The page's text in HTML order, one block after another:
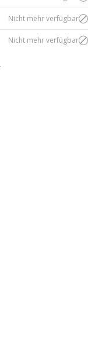
Nicht mehr verfügbar
Nicht mehr verfügbar